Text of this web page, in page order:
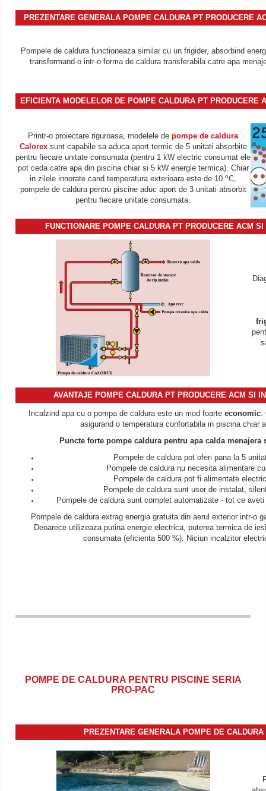
PREZENTARE GENERALA POMPE CALDURA PT PRODUCERE
Pompele de caldura functioneaza similar cu un frigider, absorbind
transformand-o intr-o forma de caldura transferabila catre apa
EFICIENTA MODELELOR DE POMPE CALDURA PT PRODUCERE
Printr-o proiectare riguroasa, modelele de pompe de caldura
Calorexsunt capabile sa aduca aport termic de 5 unitati absorbite
pentru fiecare unitate consumata (pentru 1 kW electric consumat ele
pot ceda catre apa din piscina chiar si 5 kW energie termica). Chiar
in zilele innorate cand temperatura exterioara este de 10 oC,
pompele de caldura pentru piscine aduc aport de 3 unitati absorbit
pentru fiecare unitate consumata.
FUNCTIONARE POMPE CALDURA PT PRODUCERE ACM
AVANTAJE POMPE CALDURA PT PRODUCERE ACM SI
Incalzind apa cu o pompa de caldura este un mod foarte economic
asigurand o temperatura confortabila in piscina chiar
Puncte forte pompe caldura pentru apa calda
Pompele de caldura pot oferi pana la 5
Pompele de caldura nu necesita alimentare
Pompele de caldura pot fi alimentate
Pompele de caldura sunt usor de instalat,
Pompele de caldura sunt complet automatizate - tot ce
Pompele de caldura extrag energia gratuita din aerul exterior intr-o
Deoarece utilizeaza putina energie electrica, puterea termica de
consumata (eficienta 500 %). Niciun incalzitor
POMPE DE CALDURA PENTRU PISCINE SERIA
PRO-PAC
PREZENTARE GENERALA POMPE DE